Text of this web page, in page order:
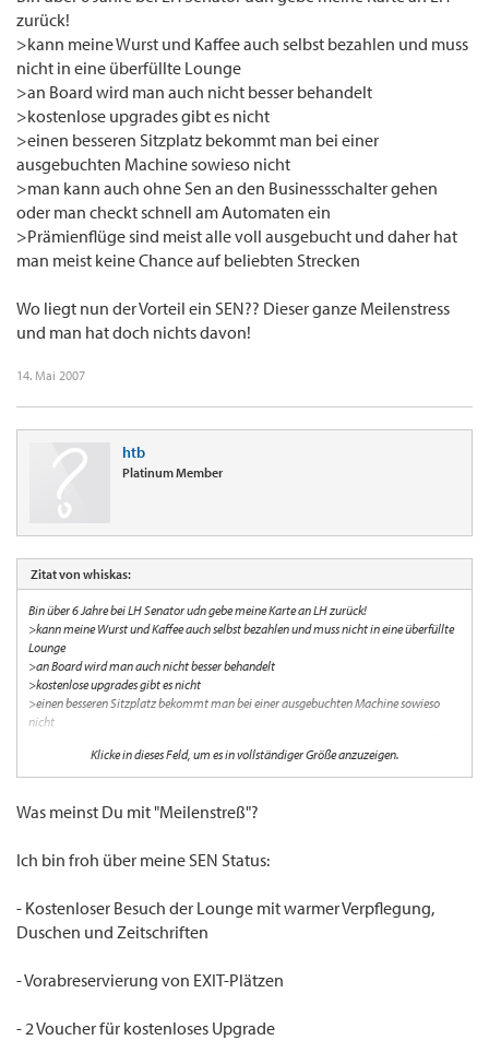
zurück!
>kann meine Wurst und Kaffee auch selbst bezahlen und muss
nicht in eine überfüllte Lounge
>an Board wird man auch nicht besser behandelt
>kostenlose upgrades gibt es nicht
>einen besseren Sitzplatz bekommt man bei einer
ausgebuchten Machine sowieso nicht
>man kann auch ohne Sen an den Businessschalter gehen
oder man checkt schnell am Automaten ein
>Prämienflüge sind meist alle voll ausgebucht und daher hat
man meist keine Chance auf beliebten Strecken
Wo liegt nun der Vorteil ein SEN?? Dieser ganze Meilenstress
und man hat doch nichts davon!
14. Mai 2007
htb
Platinum Member
Zitat von whiskas:
Bin über 6 Jahre bei LH Senator udn gebe meine Karte an LH zurück!
>kann meine Wurst und Kaffee auch selbst bezahlen und muss nicht in eine überfüllte
Lounge
>an Board wird man auch nicht besser behandelt
>kostenlose upgrades gibt es nicht
>einen besseren Sitzplatz bekommt man bei einer ausgebuchten Machine sowieso
nicht
Automaten ein
>Prämienflüge sind meist alle voll ausgebucht und daher hat man meist keine Chance
davon!
Klicke in dieses Feld, um es in vollständiger Größe anzuzeigen.
Was meinst Du mit "Meilenstreß"?
Ich bin froh über meine SEN Status:
- Kostenloser Besuch der Lounge mit warmer Verpflegung,
Duschen und Zeitschriften
- Vorabreservierung von EXIT-Plätzen
- 2 Voucher für kostenloses Upgrade